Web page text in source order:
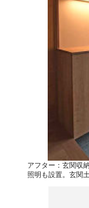
アフター：玄関収
照明も設置。玄関